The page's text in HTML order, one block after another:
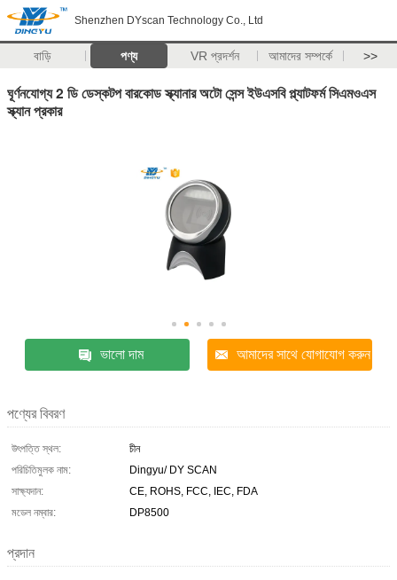
Shenzhen DYscan Technology Co., Ltd
বাড়ি পণ্য VR প্রদর্শন আমাদের সম্পর্কে >>
ঘূর্ণনযোগ্য 2 ডি ডেস্কটপ বারকোড স্ক্যানার অটো সেন্স ইউএসবি প্ল্যাটফর্ম সিএমওএস
স্ক্যান প্রকার
ভালো দাম আমাদের সাথে যোগাযোগ করুন
পণ্যের বিবরণ
উৎপত্তি স্থল:
চীন
পরিচিতিমুলক নাম:
Dingyu/ DY SCAN
সাক্ষ্যদান:
CE, ROHS, FCC, IEC, FDA
মডেল নম্বার:
DP8500
প্রদান